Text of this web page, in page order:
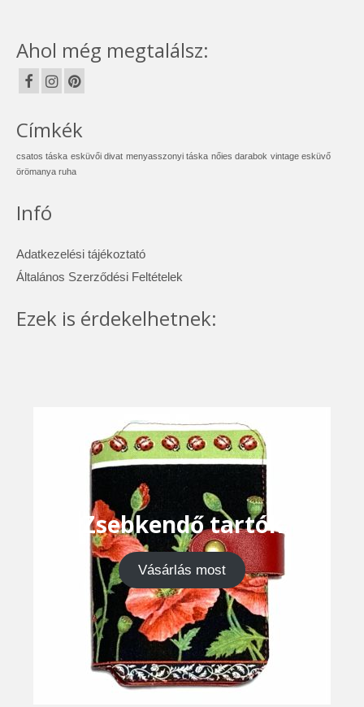
Ahol még megtalálsz:
Címkék
csatos táska esküvői divat menyasszonyi táska nőies darabok vintage esküvő
örömanya ruha
Infó
Adatkezelési tájékoztató
Általános Szerződési Feltételek
Ezek is érdekelhetnek:
Zsebkendő tartók
Vásárlás most